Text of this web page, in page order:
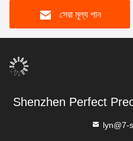
সেরা মূল্য পান
Shenzhen Perfect
lyn@7-